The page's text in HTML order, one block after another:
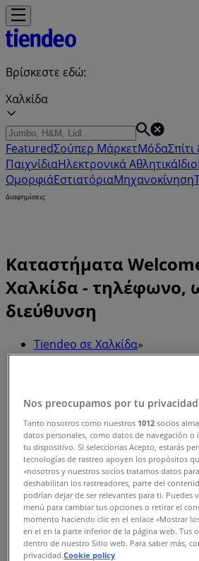
Βρίσκεστε εδώ:
Χαλκίδα
FeaturedΣούπερ ΜάρκετΜόδα
ΠαιχνίδιαΗλεκτρονικάΑθλητικά
ΟμορφιάΕστιατόριαΜηχανοκίνηση
Διαφημίσεις
Καταστήματα
Χαλκίδα - τηλέφωνο,
διεύθυνση
Tiendeo σε Χαλκίδα»
Προσφορές από Ηλεκτρονικά
Welcome Stores καταστήματα
Welcome Stores
Χατζοπουλου Και Αρεθουσησ
592 m
Εκλεισε
Nos preocupamos por tu privacidad
Tanto nosotros como nuestros 1012 socios
datos personales, como datos de navegación
tu dispositivo. Si seleccionas Acepto, estarás
tecnologías de rastreo apoyen los propósitos
«nosotros y nuestros socios tratamos datos
deshabilitan los rastreadores, parte del
podrían dejar de ser relevantes para ti. Puedes
menú para cambiar tus opciones o retirar el
momento haciendo clic en el enlace «Mostrar
en el en la parte inferior de la página web. Tus
dentro de nuestro Sitio web. Para saber más,
privacidad.Cookie policy